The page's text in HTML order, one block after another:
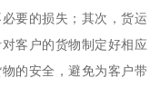
要的损失；其次，货运
客户的货物制定好相应
的安全，避免为客户带